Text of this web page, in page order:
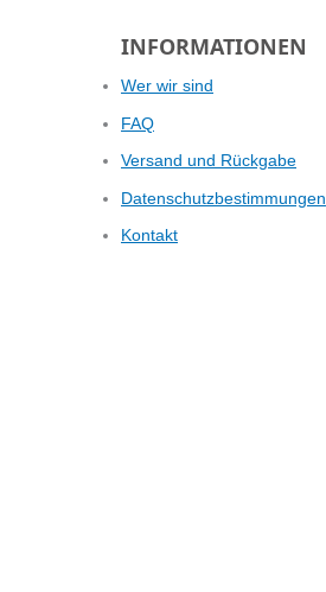
INFORMATIONEN
Wer wir sind
FAQ
Versand und Rückgabe
Datenschutzbestimmungen
Kontakt